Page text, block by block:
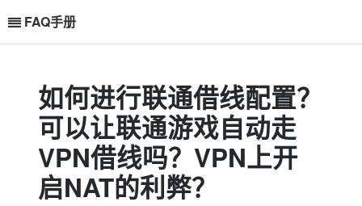
FAQ手册
如何进行联通借线配置？
可以让联通游戏自动走
VPN借线吗？VPN上开
启NAT的利弊？